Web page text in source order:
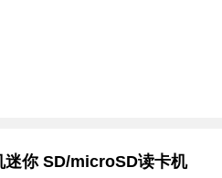
你 SD/microSD读卡机